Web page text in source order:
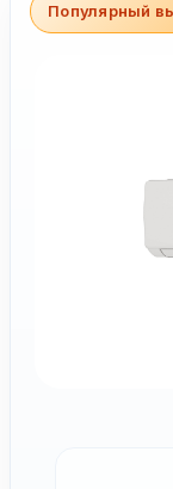
Популярный